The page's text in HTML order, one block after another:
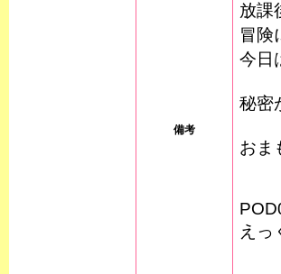
備考
放課
冒険
今日
秘密
おま
え